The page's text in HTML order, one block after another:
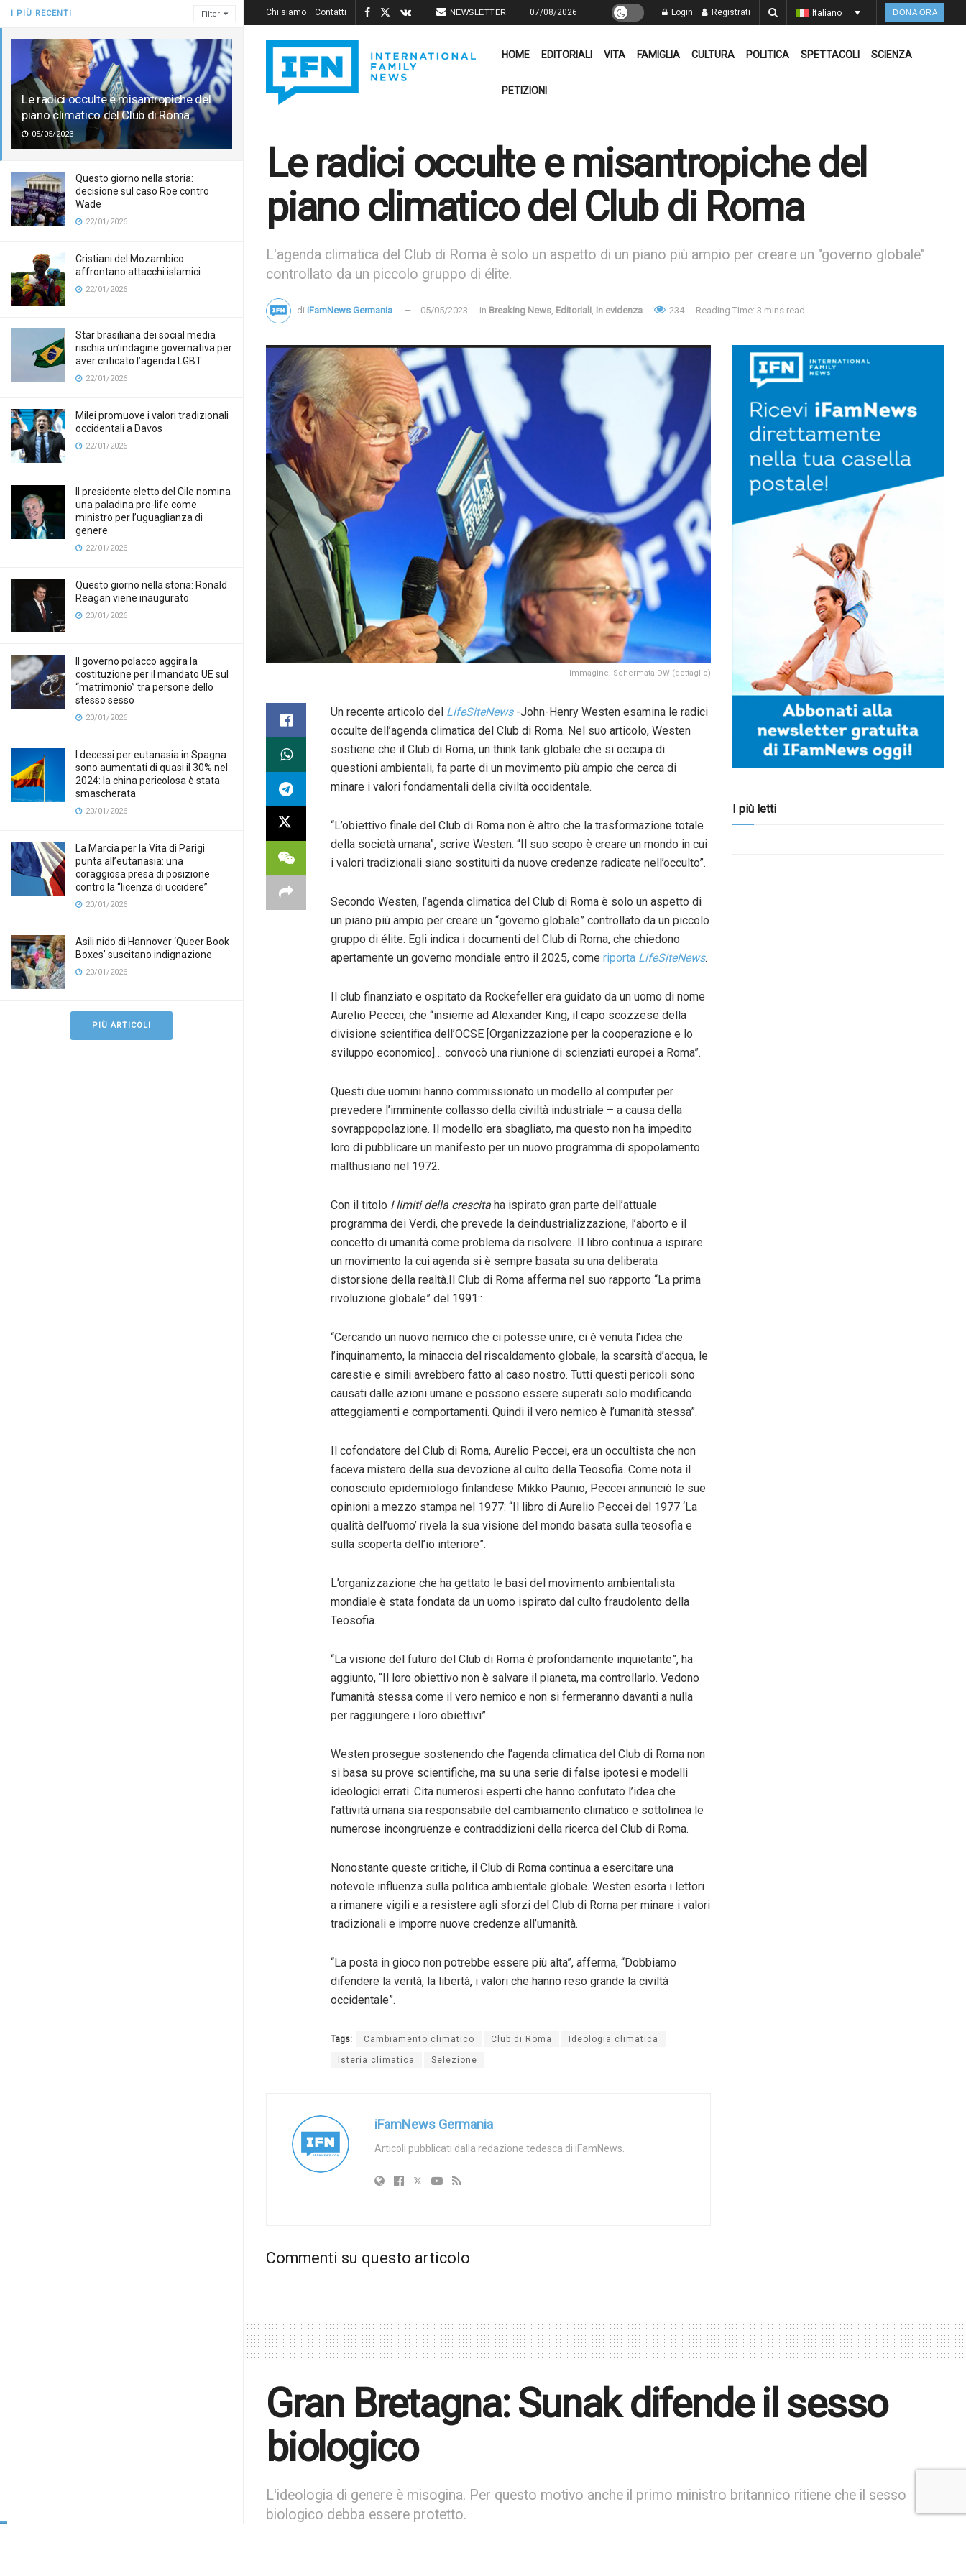
I PIÙ RECENTI Filter
Le radici occulte e misantropiche del
piano climatico del Club di Roma
05/05/2023
Questo giorno nella storia:
decisione sul caso Roe contro
Wade
22/01/2026
Cristiani del Mozambico
affrontano attacchi islamici
22/01/2026
Star brasiliana dei social media
rischia un’indagine governativa per
aver criticato l’agenda LGBT
22/01/2026
Milei promuove i valori tradizionali
occidentali a Davos
22/01/2026
Il presidente eletto del Cile nomina
una paladina pro-life come
ministro per l’uguaglianza di
genere
22/01/2026
Questo giorno nella storia: Ronald
Reagan viene inaugurato
20/01/2026
Il governo polacco aggira la
costituzione per il mandato UE sul
“matrimonio” tra persone dello
stesso sesso
20/01/2026
I decessi per eutanasia in Spagna
sono aumentati di quasi il 30% nel
2024: la china pericolosa è stata
smascherata
20/01/2026
La Marcia per la Vita di Parigi
punta all’eutanasia: una
coraggiosa presa di posizione
contro la “licenza di uccidere”
20/01/2026
Asili nido di Hannover ‘Queer Book
Boxes’ suscitano indignazione
20/01/2026
PIÙ ARTICOLI
Chi siamo Contatti NEWSLETTER 07/08/2026 Login Registrati Italiano DONA ORA
HOME EDITORIALI VITA FAMIGLIA CULTURA POLITICA SPETTACOLI SCIENZA
PETIZIONI
Le radici occulte e misantropiche del
piano climatico del Club di Roma
L'agenda climatica del Club di Roma è solo un aspetto di un piano più ampio per creare un "governo globale"
controllato da un piccolo gruppo di élite.
di iFamNews Germania 05/05/2023 in Breaking News, Editoriali, In evidenza 234 Reading Time: 3 mins read
Immagine: Schermata DW (dettaglio)
Un recente articolo del LifeSiteNews -John-Henry Westen esamina le radici
occulte dell’agenda climatica del Club di Roma. Nel suo articolo, Westen
sostiene che il Club di Roma, un think tank globale che si occupa di
questioni ambientali, fa parte di un movimento più ampio che cerca di
minare i valori fondamentali della civiltà occidentale.
“L’obiettivo finale del Club di Roma non è altro che la trasformazione totale
della società umana”, scrive Westen. “Il suo scopo è creare un mondo in cui
i valori tradizionali siano sostituiti da nuove credenze radicate nell’occulto”.
Secondo Westen, l’agenda climatica del Club di Roma è solo un aspetto di
un piano più ampio per creare un “governo globale” controllato da un piccolo
gruppo di élite. Egli indica i documenti del Club di Roma, che chiedono
apertamente un governo mondiale entro il 2025, come riporta LifeSiteNews.
Il club finanziato e ospitato da Rockefeller era guidato da un uomo di nome
Aurelio Peccei, che “insieme ad Alexander King, il capo scozzese della
divisione scientifica dell’OCSE [Organizzazione per la cooperazione e lo
sviluppo economico]… convocò una riunione di scienziati europei a Roma”.
Questi due uomini hanno commissionato un modello al computer per
prevedere l’imminente collasso della civiltà industriale – a causa della
sovrappopolazione. Il modello era sbagliato, ma questo non ha impedito
loro di pubblicare un manifesto per un nuovo programma di spopolamento
malthusiano nel 1972.
Con il titolo I limiti della crescita ha ispirato gran parte dell’attuale
programma dei Verdi, che prevede la deindustrializzazione, l’aborto e il
concetto di umanità come problema da risolvere. Il libro continua a ispirare
un movimento la cui agenda si è sempre basata su una deliberata
distorsione della realtà.Il Club di Roma afferma nel suo rapporto “La prima
rivoluzione globale” del 1991::
“Cercando un nuovo nemico che ci potesse unire, ci è venuta l’idea che
l’inquinamento, la minaccia del riscaldamento globale, la scarsità d’acqua, le
carestie e simili avrebbero fatto al caso nostro. Tutti questi pericoli sono
causati dalle azioni umane e possono essere superati solo modificando
atteggiamenti e comportamenti. Quindi il vero nemico è l’umanità stessa”.
Il cofondatore del Club di Roma, Aurelio Peccei, era un occultista che non
faceva mistero della sua devozione al culto della Teosofia. Come nota il
conosciuto epidemiologo finlandese Mikko Paunio, Peccei annunciò le sue
opinioni a mezzo stampa nel 1977: “Il libro di Aurelio Peccei del 1977 ‘La
qualità dell’uomo’ rivela la sua visione del mondo basata sulla teosofia e
sulla scoperta dell’io interiore”.
L’organizzazione che ha gettato le basi del movimento ambientalista
mondiale è stata fondata da un uomo ispirato dal culto fraudolento della
Teosofia.
“La visione del futuro del Club di Roma è profondamente inquietante”, ha
aggiunto, “Il loro obiettivo non è salvare il pianeta, ma controllarlo. Vedono
l’umanità stessa come il vero nemico e non si fermeranno davanti a nulla
per raggiungere i loro obiettivi”.
Westen prosegue sostenendo che l’agenda climatica del Club di Roma non
si basa su prove scientifiche, ma su una serie di false ipotesi e modelli
ideologici errati. Cita numerosi esperti che hanno confutato l’idea che
l’attività umana sia responsabile del cambiamento climatico e sottolinea le
numerose incongruenze e contraddizioni della ricerca del Club di Roma.
Nonostante queste critiche, il Club di Roma continua a esercitare una
notevole influenza sulla politica ambientale globale. Westen esorta i lettori
a rimanere vigili e a resistere agli sforzi del Club di Roma per minare i valori
tradizionali e imporre nuove credenze all’umanità.
“La posta in gioco non potrebbe essere più alta”, afferma, “Dobbiamo
difendere la verità, la libertà, i valori che hanno reso grande la civiltà
occidentale”.
Tags: Cambiamento climatico Club di Roma Ideologia climatica
Isteria climatica Selezione
iFamNews Germania
Articoli pubblicati dalla redazione tedesca di iFamNews.
Commenti su questo articolo
I più letti
Gran Bretagna: Sunak difende il sesso
biologico
L'ideologia di genere è misogina. Per questo motivo anche il primo ministro britannico ritiene che il sesso
biologico debba essere protetto.